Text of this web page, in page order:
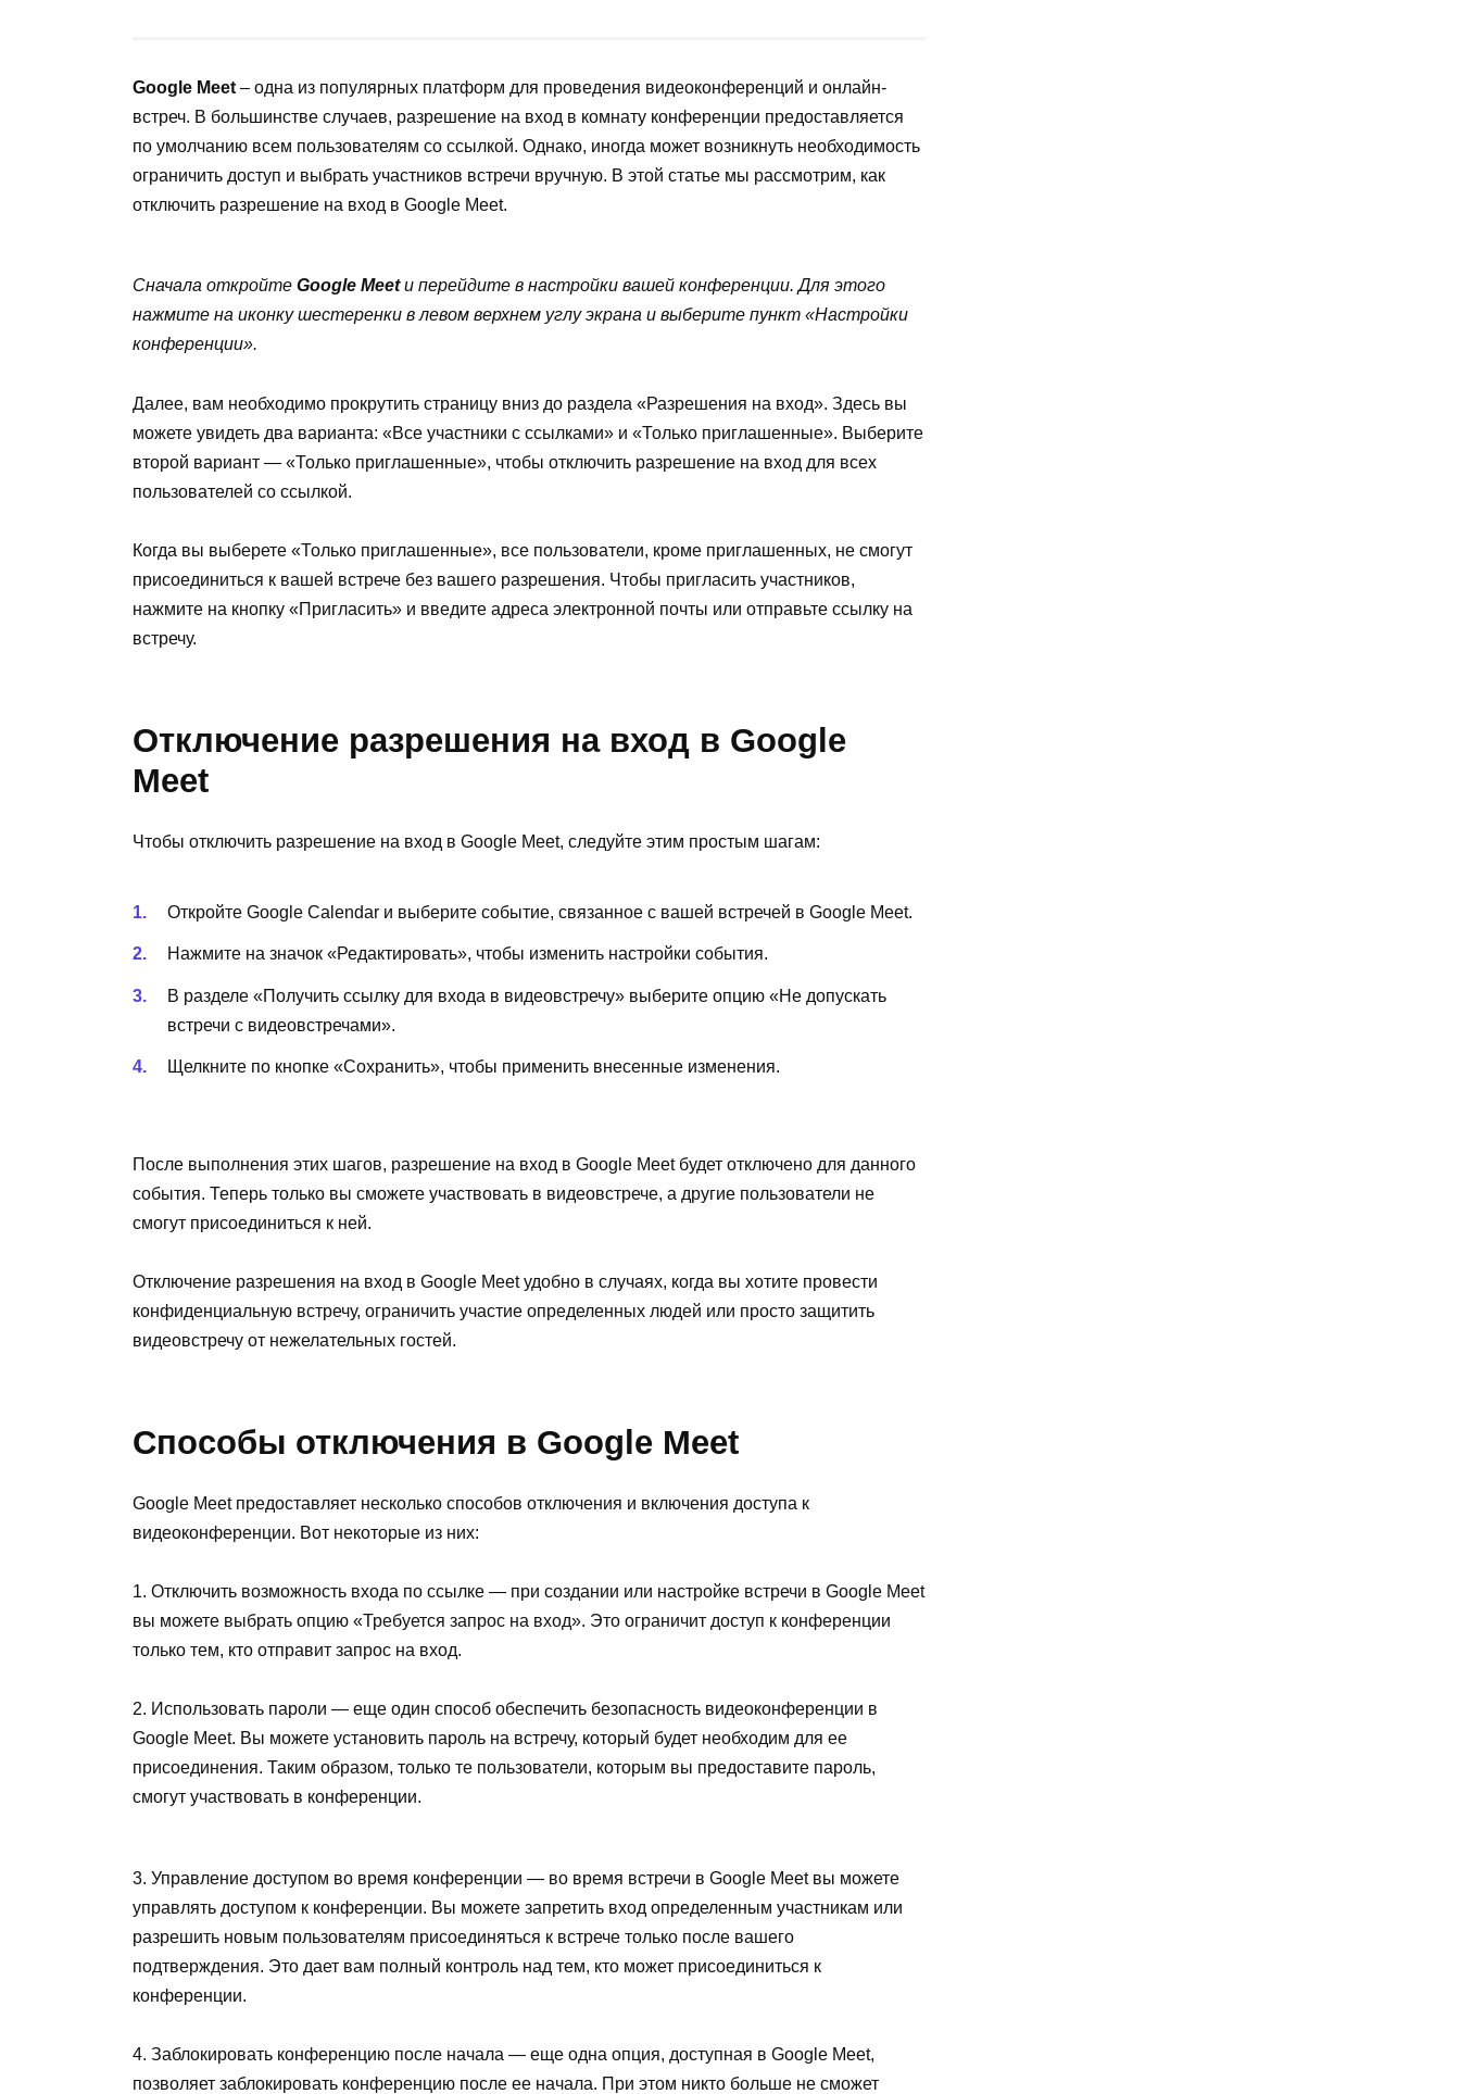
Google Meet – одна из популярных платформ для проведения видеоконференций и онлайн-
встреч. В большинстве случаев, разрешение на вход в комнату конференции предоставляется
по умолчанию всем пользователям со ссылкой. Однако, иногда может возникнуть необходимость
ограничить доступ и выбрать участников встречи вручную. В этой статье мы рассмотрим, как
отключить разрешение на вход в Google Meet.
Сначала откройте Google Meetи перейдите в настройки вашей конференции. Для этого
нажмите на иконку шестеренки в левом верхнем углу экрана и выберите пункт «Настройки
конференции».
Далее, вам необходимо прокрутить страницу вниз до раздела «Разрешения на вход». Здесь вы
можете увидеть два варианта: «Все участники с ссылками» и «Только приглашенные». Выберите
второй вариант — «Только приглашенные», чтобы отключить разрешение на вход для всех
пользователей со ссылкой.
Когда вы выберете «Только приглашенные», все пользователи, кроме приглашенных, не смогут
присоединиться к вашей встрече без вашего разрешения. Чтобы пригласить участников,
нажмите на кнопку «Пригласить» и введите адреса электронной почты или отправьте ссылку на
встречу.
Отключение разрешения на вход в Google
Meet
Чтобы отключить разрешение на вход в Google Meet, следуйте этим простым шагам:
Откройте Google Calendar и выберите событие, связанное с вашей встречей в Google Meet.
Нажмите на значок «Редактировать», чтобы изменить настройки события.
В разделе «Получить ссылку для входа в видеовстречу» выберите опцию «Не допускать
встречи с видеовстречами».
Щелкните по кнопке «Сохранить», чтобы применить внесенные изменения.
После выполнения этих шагов, разрешение на вход в Google Meet будет отключено для данного
события. Теперь только вы сможете участвовать в видеовстрече, а другие пользователи не
смогут присоединиться к ней.
Отключение разрешения на вход в Google Meet удобно в случаях, когда вы хотите провести
конфиденциальную встречу, ограничить участие определенных людей или просто защитить
видеовстречу от нежелательных гостей.
Способы отключения в Google Meet
Google Meet предоставляет несколько способов отключения и включения доступа к
видеоконференции. Вот некоторые из них:
1. Отключить возможность входа по ссылке — при создании или настройке встречи в Google Meet
вы можете выбрать опцию «Требуется запрос на вход». Это ограничит доступ к конференции
только тем, кто отправит запрос на вход.
2. Использовать пароли — еще один способ обеспечить безопасность видеоконференции в
Google Meet. Вы можете установить пароль на встречу, который будет необходим для ее
присоединения. Таким образом, только те пользователи, которым вы предоставите пароль,
смогут участвовать в конференции.
3. Управление доступом во время конференции — во время встречи в Google Meet вы можете
управлять доступом к конференции. Вы можете запретить вход определенным участникам или
разрешить новым пользователям присоединяться к встрече только после вашего
подтверждения. Это дает вам полный контроль над тем, кто может присоединиться к
конференции.
4. Заблокировать конференцию после начала — еще одна опция, доступная в Google Meet,
позволяет заблокировать конференцию после ее начала. При этом никто больше не сможет